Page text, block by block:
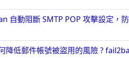
自動阻斷 SMTP POP 攻擊設定，
降低郵件帳號被盜用的風險 ?